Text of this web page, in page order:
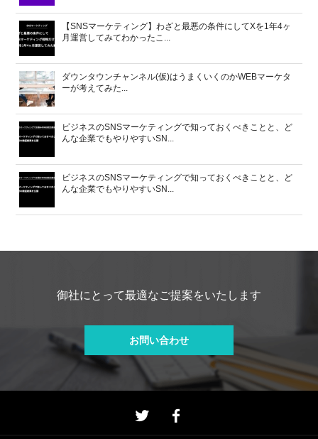
【SNSマーケティング】わざと最悪の条件にしてXを1年4ヶ
月運営してみてわかったこ...
ダウンタウンチャンネル(仮)はうまくいくのかWEBマーケタ
ーが考えてみた...
ビジネスのSNSマーケティングで知っておくべきことと、ど
んな企業でもやりやすいSN...
ビジネスのSNSマーケティングで知っておくべきことと、ど
んな企業でもやりやすいSN...
御社にとって最適なご提案をいたします
お問い合わせ